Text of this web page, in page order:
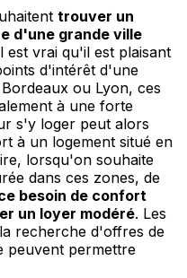
trouver un
d'une grande ville
est vrai qu'il est plaisant
d'intérêt d'une
ou Lyon, ces
à une forte
s'y loger peut alors
à un logement situé en
lorsqu'on souhaite
dans ces zones, de
besoin de confort
un loyer modéré. Les
recherche d'offres de
peuvent permettre